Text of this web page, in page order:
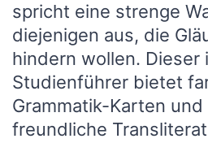
spricht eine strenge
diejenigen aus, die
hindern wollen. Dieser
Studienführer bietet
Grammatik-Karten
freundliche